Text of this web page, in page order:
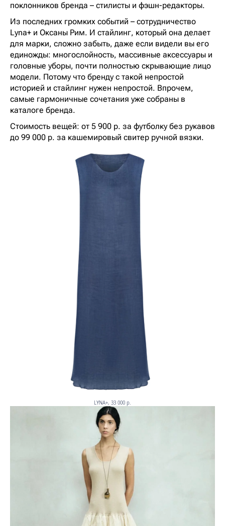
поклонников бренда – стилисты и фэшн-редакторы.
Из последних громких событий – сотрудничество
Lyna+ и Оксаны Рим. И стайлинг, который она делает
для марки, сложно забыть, даже если видели вы его
единожды: многослойность, массивные аксессуары и
головные уборы, почти полностью скрывающие лицо
модели. Потому что бренду с такой непростой
историей и стайлинг нужен непростой. Впрочем,
самые гармоничные сочетания уже собраны в
каталоге бренда.
Стоимость вещей: от 5 900 р. за футболку без рукавов
до 99 000 р. за кашемировый свитер ручной вязки.
LYNA+, 33 000 p.